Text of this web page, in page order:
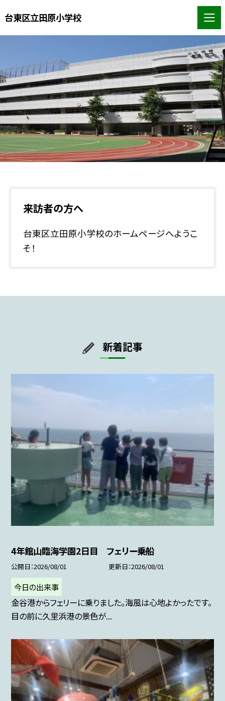
台東区立田原小学校
来訪者の方へ
台東区立田原小学校のホームページへようこ
そ！
新着記事
4年館山臨海学園2日目 フェリー乗船
公開日 2026/08/01 更新日 2026/08/01
今日の出来事
金谷港からフェリーに乗りました。海風は心地よかったです。
目の前に久里浜港の景色が...